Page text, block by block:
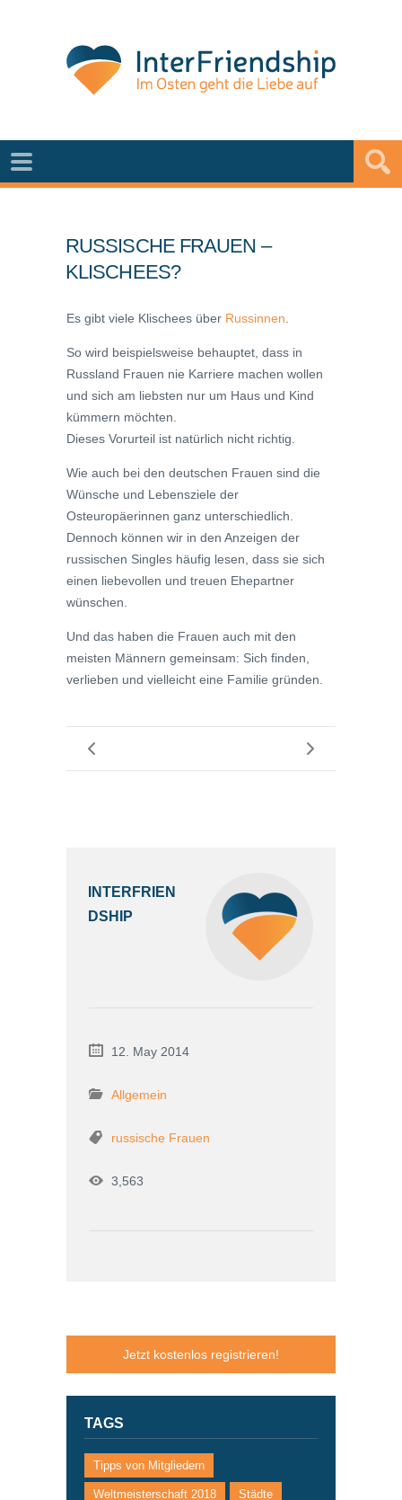
RUSSISCHE FRAUEN –
KLISCHEES?
Es gibt viele Klischees über Russinnen
So wird beispielsweise behauptet, dass in
Russland Frauen nie Karriere machen wollen
und sich am liebsten nur um Haus und Kind
kümmern möchten.
Dieses Vorurteil ist natürlich nicht richtig.
Wie auch bei den deutschen Frauen sind die
Wünsche und Lebensziele der
Osteuropäerinnen ganz unterschiedlich.
Dennoch können wir in den Anzeigen der
russischen Singles häufig lesen, dass sie sich
einen liebevollen und treuen Ehepartner
wünschen.
Und das haben die Frauen auch mit den
meisten Männern gemeinsam: Sich finden,
verlieben und vielleicht eine Familie gründen.
INTERFRIEN
DSHIP
12. May 2014
Allgemein
russische Frauen
3,563
Jetzt kostenlos registrieren!
TAGS
Tipps von Mitgliedern
Weltmeisterschaft 2018 Städte